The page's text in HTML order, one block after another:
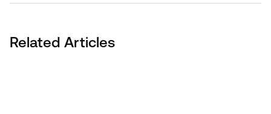
Related Articles